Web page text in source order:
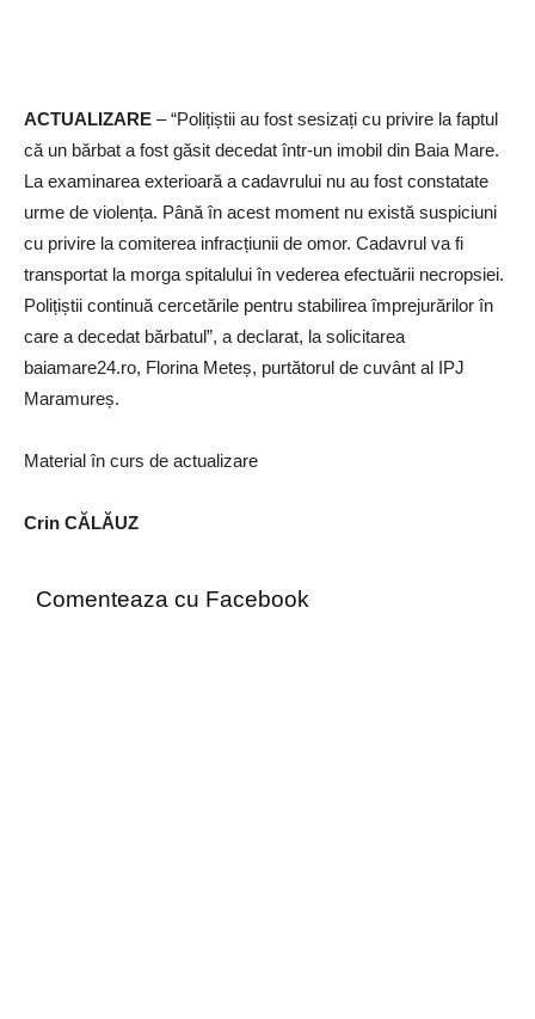
ACTUALIZARE – “Polițiștii au fost sesizați cu privire la faptul
că un bărbat a fost găsit decedat într-un imobil din Baia Mare.
La examinarea exterioară a cadavrului nu au fost constatate
urme de violența. Până în acest moment nu există suspiciuni
cu privire la comiterea infracțiunii de omor. Cadavrul va fi
transportat la morga spitalului în vederea efectuării necropsiei.
Polițiștii continuă cercetările pentru stabilirea împrejurărilor în
care a decedat bărbatul”, a declarat, la solicitarea
baiamare24.ro, Florina Meteș, purtătorul de cuvânt al IPJ
Maramureș.
Material în curs de actualizare
Crin CĂLĂUZ
Comenteaza cu Facebook